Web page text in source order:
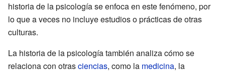
historia de la psicología se enfoca en este fenómeno, por
lo que a veces no incluye estudios o prácticas de otras
culturas.
La historia de la psicología también analiza cómo se
relaciona con otrasciencias, como la medicina, la